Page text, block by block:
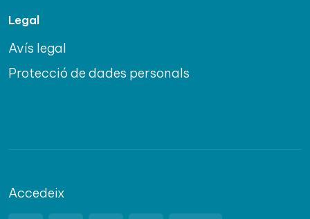
Legal
Avís legal
Protecció de dades personals
Accedeix